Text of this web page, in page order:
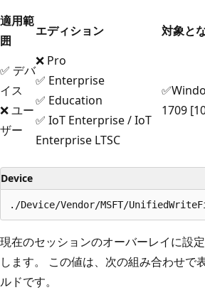
適用範
囲
エディション 対象と
✅ デバ
イス
❌ ユー
ザー
❌ Pro
✅ Enterprise
✅ Education
✅ IoT Enterprise / IoT
Enterprise LTSC
1709
Device
現在のセッションのオーバーレイに設
します。 この値は、次の組み合わせで
ルドです。